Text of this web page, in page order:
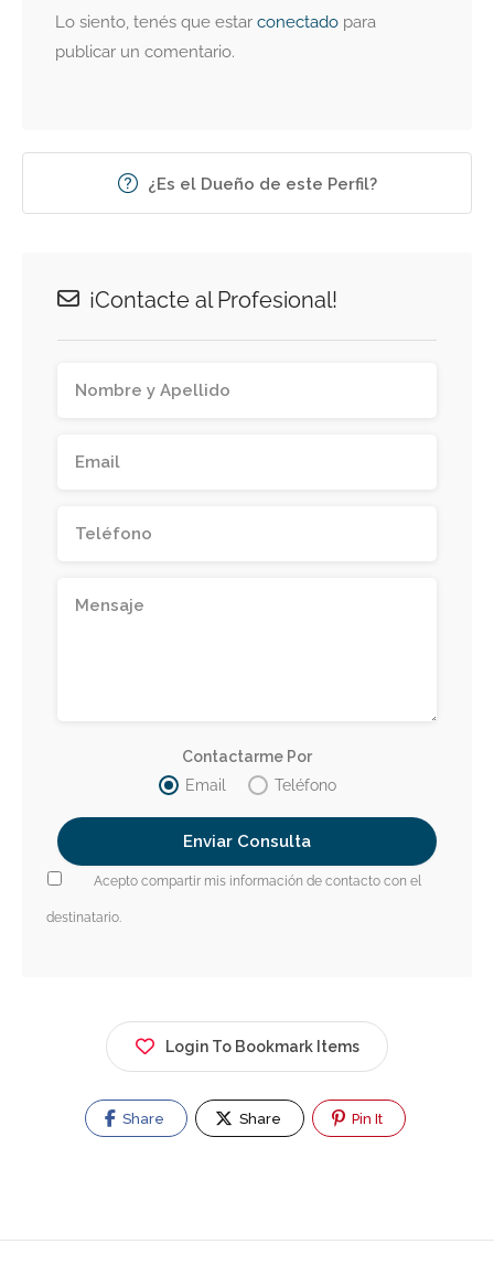
Lo siento, tenés que estar conectado para
publicar un comentario.
¿Es el Dueño de este Perfil?
¡Contacte al Profesional!
Contactarme Por
Email
Teléfono
Acepto compartir mis información de contacto con el
destinatario.
Login To Bookmark Items
Share Share Pin It